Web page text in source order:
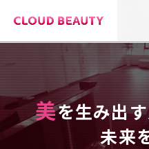
美を⽣み出
未来